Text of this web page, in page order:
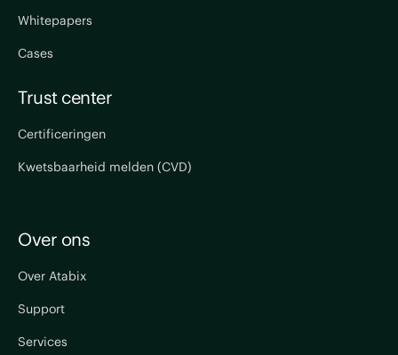
Whitepapers
Cases
Trust center
Certificeringen
Kwetsbaarheid melden (CVD)
Over ons
Over Atabix
Support
Services